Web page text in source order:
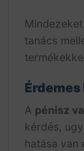
tanács
A pénisz
kérdés,
hatása van